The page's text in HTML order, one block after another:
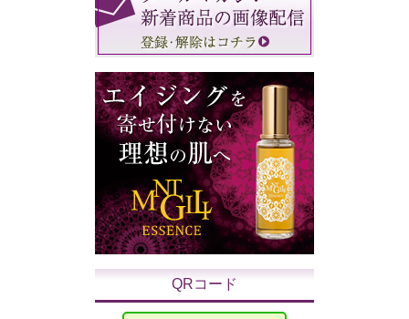
QRコード